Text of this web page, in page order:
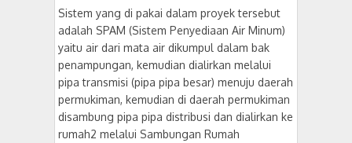
Sistem yang di pakai dalam proyek tersebut
adalah SPAM (Sistem Penyediaan Air Minum)
yaitu air dari mata air dikumpul dalam bak
penampungan, kemudian dialirkan melalui
pipa transmisi (pipa pipa besar) menuju daerah
permukiman, kemudian di daerah permukiman
disambung pipa pipa distribusi dan dialirkan ke
rumah2 melalui Sambungan Rumah